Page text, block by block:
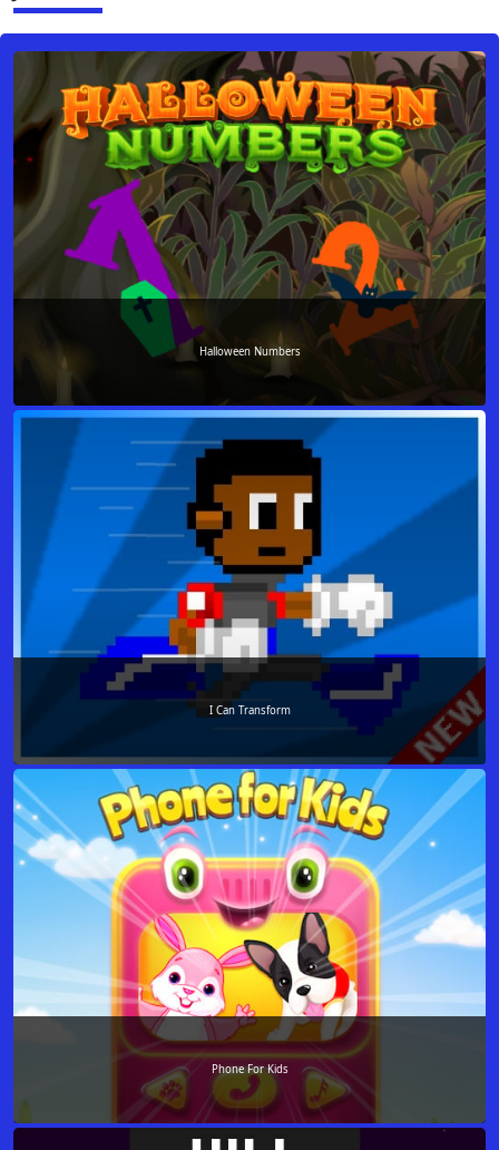
Halloween Numbers
I Can Transform
Phone For Kids